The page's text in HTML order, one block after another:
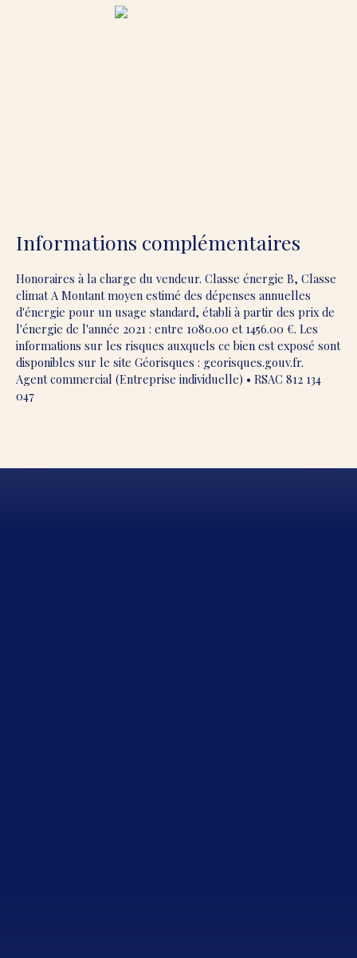
Informations complémentaires
Honoraires à la charge du vendeur. Classe énergie B, Classe
climat A Montant moyen estimé des dépenses annuelles
d'énergie pour un usage standard, établi à partir des prix de
l'énergie de l'année 2021 : entre 1080.00 et 1456.00 €. Les
informations sur les risques auxquels ce bien est exposé sont
disponibles sur le site Géorisques : georisques.gouv.fr.
Agent commercial (Entreprise individuelle) • RSAC 812 134
047